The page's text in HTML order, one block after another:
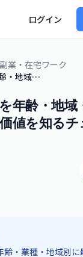
ログイン
副業・在宅ワーク
薬剤師平均年収を年齢・地域・業種別に分析！自分の市場価値を知るチェックシート
年齢・地域
値を知る
齢・業種・地域別